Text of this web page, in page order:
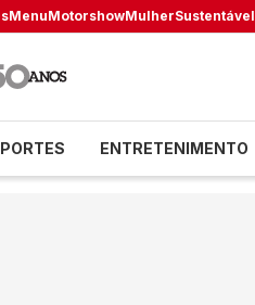
MenuMotorshowMulherSustentável
ENTRETENIMENTO